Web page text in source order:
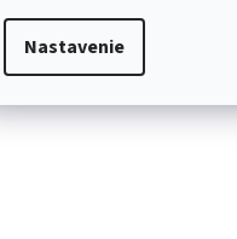
Nastavenie